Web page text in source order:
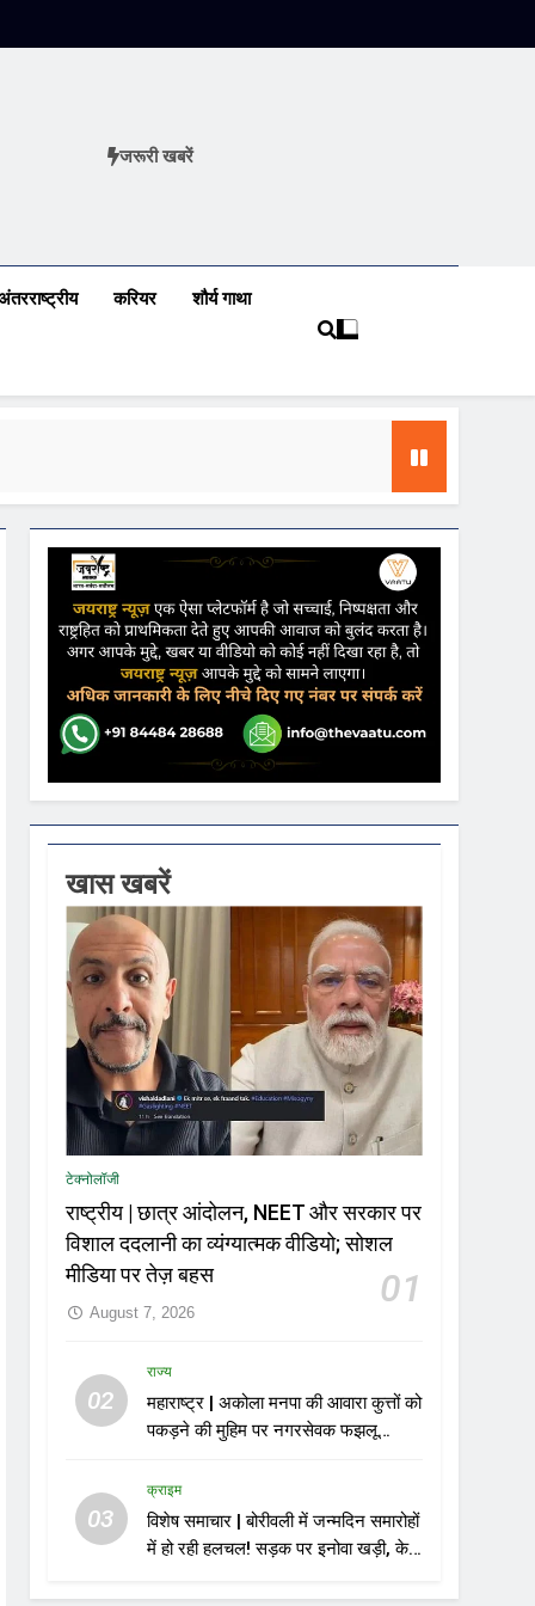
जरूरी खबरें
करियर शौर्य गाथा
की आशंका
कहा- कार्यक्रम से सरकार का कोई संबंध नहीं
वस्त्रों को मिलेगा बढ़ावा
खास खबरें
टेक्नोलॉजी
राष्ट्रीय | छात्र आंदोलन, NEET और सरकार पर
विशाल ददलानी का व्यंग्यात्मक वीडियो; सोशल
मीडिया पर तेज़ बहस
01
August 7, 2026
02
राज्य
महाराष्ट्र | अकोला मनपा की आवारा कुत्तों को
पकड़ने की मुहिम पर नगरसेवक फझलू
03
क्राइम
विशेष समाचार | बोरीवली में जन्मदिन समारोहों
में हो रही हलचल! सड़क पर इनोवा खड़ी, केक